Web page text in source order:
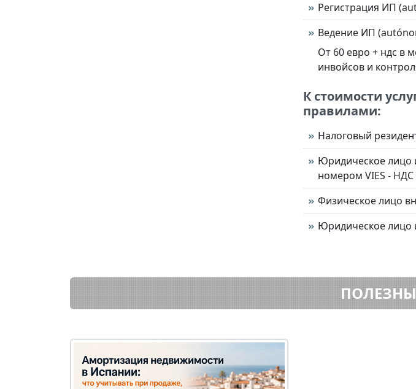
Регистрация ИП
Ведение ИП
От 60 евро + ндс в
инвойсов и
К стоимости
правилами:
Налоговый
Юридическое лицо
номером VIES - НДС
Физическое лицо
Юридическое лицо